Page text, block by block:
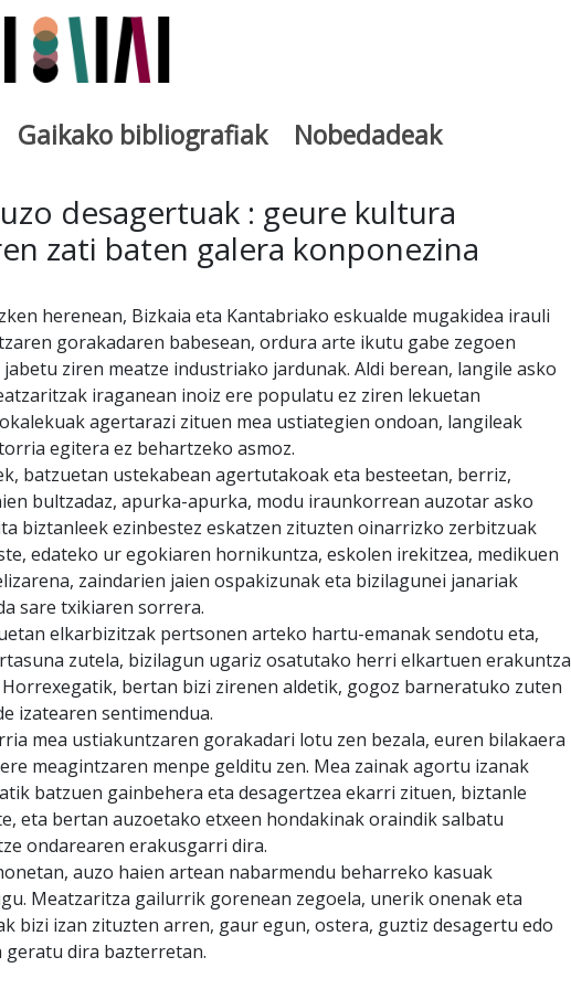
Gaikako bibliografiak Nobedadeak
desagertuak : geure kultura
zati baten galera konponezina
herenean, Bizkaia eta Kantabriako eskualde mugakidea irauli
gorakadaren babesean, ordura arte ikutu gabe zegoen
ziren meatze industriako jardunak. Aldi berean, langile asko
iraganean inoiz ere populatu ez ziren lekuetan
agertarazi zituen mea ustiategien ondoan, langileak
egitera ez behartzeko asmoz.
batzuetan ustekabean agertutakoak eta besteetan, berriz,
bultzadaz, apurka-apurka, modu iraunkorrean auzotar asko
biztanleek ezinbestez eskatzen zituzten oinarrizko zerbitzuak
edateko ur egokiaren hornikuntza, eskolen irekitzea, medikuen
zaindarien jaien ospakizunak eta bizilagunei janariak
sare txikiaren sorrera.
elkarbizitzak pertsonen arteko hartu-emanak sendotu eta,
zutela, bizilagun ugariz osatutako herri elkartuen erakuntza
bertan bizi zirenen aldetik, gogoz barneratuko zuten
izatearen sentimendua.
mea ustiakuntzaren gorakadari lotu zen bezala, euren bilakaera
meagintzaren menpe gelditu zen. Mea zainak agortu izanak
batzuen gainbehera eta desagertzea ekarri zituen, biztanle
eta bertan auzoetako etxeen hondakinak oraindik salbatu
ondarearen erakusgarri dira.
auzo haien artean nabarmendu beharreko kasuak
Meatzaritza gailurrik gorenean zegoela, unerik onenak eta
bizi izan zituzten arren, gaur egun, ostera, guztiz desagertu edo
dira bazterretan.